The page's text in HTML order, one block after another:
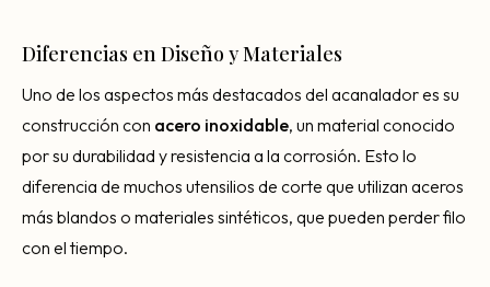
Diferencias en Diseño y Materiales
Uno de los aspectos más destacados del acanalador es su
construcción con acero inoxidable, un material conocido
por su durabilidad y resistencia a la corrosión. Esto lo
diferencia de muchos utensilios de corte que utilizan aceros
más blandos o materiales sintéticos, que pueden perder filo
con el tiempo.